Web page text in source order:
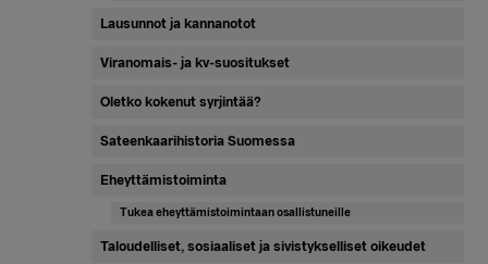
Lausunnot ja kannanotot
Viranomais- ja kv-suositukset
Oletko kokenut syrjintää?
Sateenkaarihistoria Suomessa
Eheyttämistoiminta
Tukea eheyttämistoimintaan osallistuneille
Taloudelliset, sosiaaliset ja sivistykselliset oikeudet